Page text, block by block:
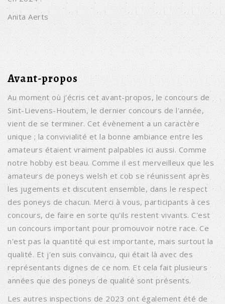
Anita Aerts
Avant-propos
Au moment où j'écris cet avant-propos, le concours de
Sint-Lievens-Houtem, le dernier concours de l'année,
vient de se terminer. Cet évènement a un caractère
unique ; la convivialité et la bonne ambiance entre les
amateurs étaient vraiment palpables ici aussi. Comme
notre hobby est beau. Comme il est merveilleux que les
amateurs de poneys welsh et cob se réunissent après
les jugements et discutent ensemble, dans le respect
des poneys de chacun. Merci à vous, participants à ces
concours, de faire en sorte qu'ils restent vivants. C'est
un concours important pour promouvoir notre race. Ce
n'est pas la quantité qui est importante, mais surtout la
qualité. Et j'en suis convaincu, qui était là avec des
représentants dignes de ce nom. Et cela fait plusieurs
années que des poneys de qualité sont présents.
Les autres inspections de 2023 ont également été de